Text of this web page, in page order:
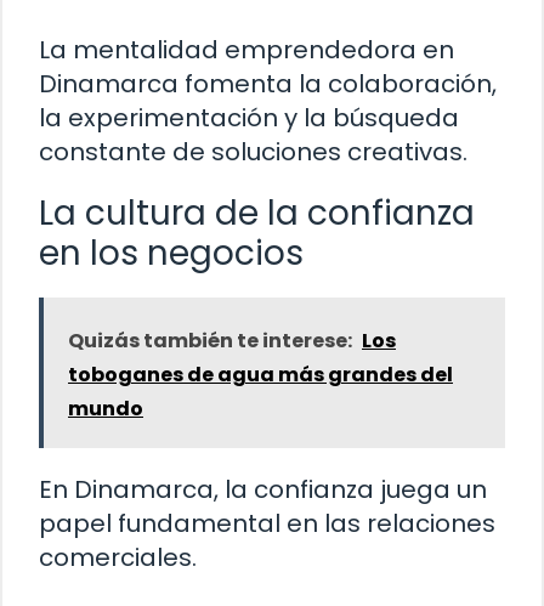
La mentalidad emprendedora en
Dinamarca fomenta la colaboración,
la experimentación y la búsqueda
constante de soluciones creativas.
La cultura de la confianza
en los negocios
Quizás también te interese: Los
toboganes de agua más grandes del
mundo
En Dinamarca, la confianza juega un
papel fundamental en las relaciones
comerciales.